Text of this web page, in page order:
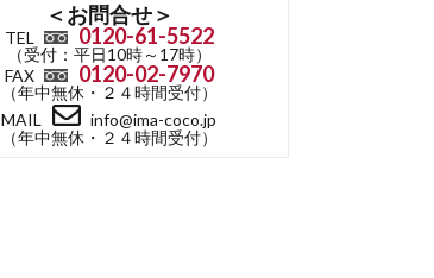
＜お問合せ＞
TEL 0120-61-5522
（受付：平日10時～17時）
FAX
0120-02-7970
（年中無休・２４時間受付）
MAIL
info@ima-coco.jp
（年中無休・２４時間受付）